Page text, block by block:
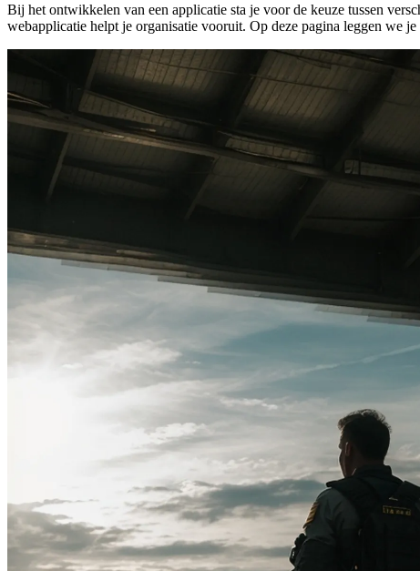
Bij het ontwikkelen van een applicatie sta je voor de keuze tussen
webapplicatie helpt je organisatie vooruit. Op deze pagina leggen we